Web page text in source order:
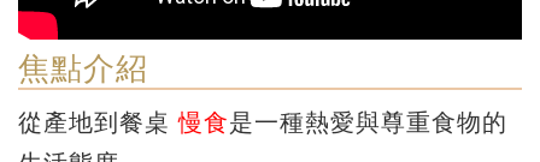
焦點介紹
從產地到餐桌慢食是一種熱愛與尊重食物的